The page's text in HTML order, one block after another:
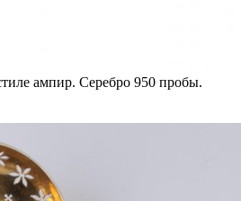
ампир. Серебро 950 пробы.